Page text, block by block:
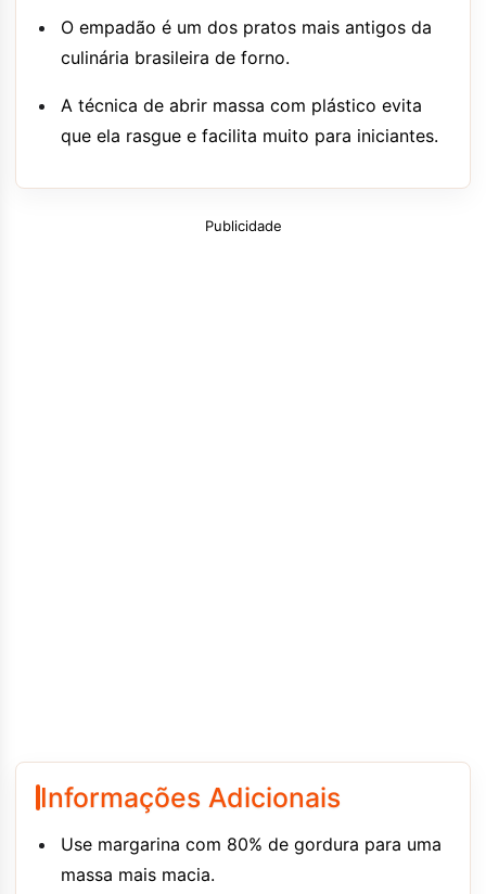
O empadão é um dos pratos mais antigos da
culinária brasileira de forno.
A técnica de abrir massa com plástico evita
que ela rasgue e facilita muito para iniciantes.
Publicidade
Informações Adicionais
Use margarina com 80% de gordura para uma
massa mais macia.